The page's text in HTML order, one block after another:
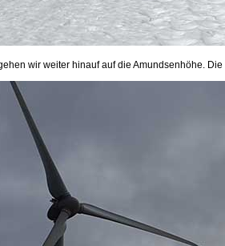
wir weiter hinauf auf die Amundsenhöhe.